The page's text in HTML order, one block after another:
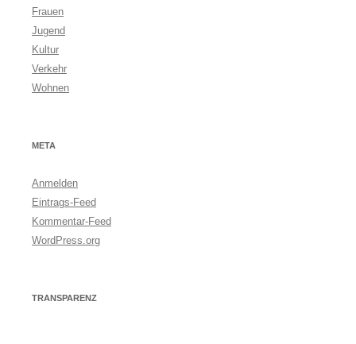
Frauen
Jugend
Kultur
Verkehr
Wohnen
META
Anmelden
Eintrags-Feed
Kommentar-Feed
WordPress.org
TRANSPARENZ